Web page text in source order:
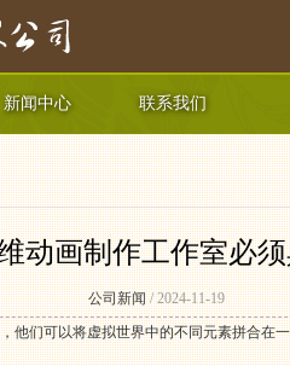
新闻中心 联系我们
动画制作工作室必
公司新闻/ 2024-11-19
他们可以将虚拟世界中的不同元素拼合在